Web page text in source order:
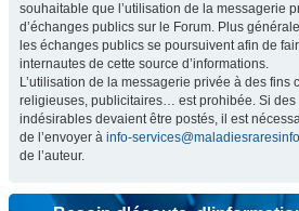
souhaitable que l’utilisation de la messagerie
d’échanges publics sur le Forum. Plus
les échanges publics se poursuivent afin de
internautes de cette source d’informations.
L’utilisation de la messagerie privée à des fins
religieuses, publicitaires… est prohibée. Si des
indésirables devaient être postés, il est
de l’envoyer à info-
de l’auteur.